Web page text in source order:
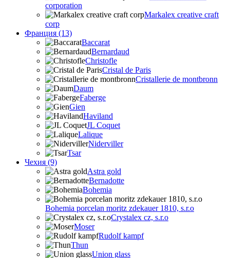
corporation
Markalex creative craft
corp
Франция (13)
Baccarat
Bernardaud
Christofle
Cristal de Paris
Cristallerie de montbronn
Daum
Faberge
Gien
Haviland
JL Coquet
Lalique
Niderviller
Tsar
Чехия (9)
Astra gold
Bernadotte
Bohemia
Bohemia porcelan moritz zdekauer 1810, s.r.o
Crystalex cz, s.r.o
Moser
Rudolf kampf
Thun
Union glass